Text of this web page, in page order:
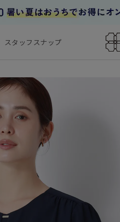
スタッフスナップ